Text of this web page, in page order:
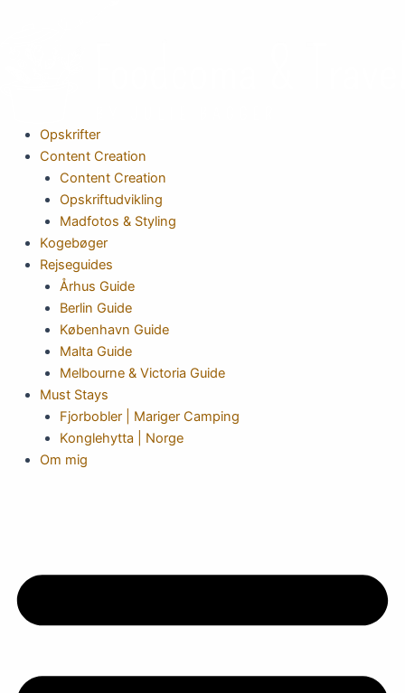
Opskrifter
Content Creation
Content Creation
Opskriftudvikling
Madfotos & Styling
Kogebøger
Rejseguides
Århus Guide
Berlin Guide
København Guide
Malta Guide
Melbourne & Victoria Guide
Must Stays
Fjorbobler | Mariger Camping
Konglehytta | Norge
Om mig